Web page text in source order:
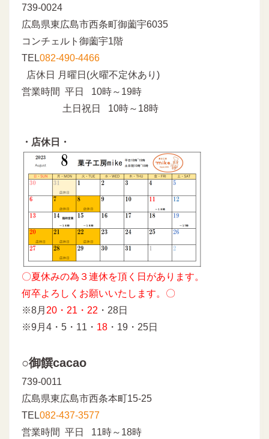
739-0024
広島県東広島市西条町御薗宇6035
コンチェルト御薗宇1階
TEL082-490-4466
店休日 月曜日(火曜不定休あり)
営業時間 平日 10時～19時
土日祝日 10時～18時
・店休日・
〇夏休みの為３連休を頂く日があります。
何卒よろしくお願いいたします。〇
※8月 20・21・22 ・28日
※9月4・5・11・ 18 ・19・25日
○御饌cacao
739-0011
広島県東広島市西条本町15-25
TEL082-437-3577
営業時間 平日 11時～18時